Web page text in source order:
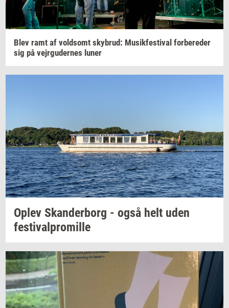
Blev ramt af vold­somt sky­brud: Mu­sik­festi­val for­be­re­der
sig på vej­r­g­u­der­nes luner
Oplev Skan­der­borg - også helt uden
festi­val­pro­mil­le